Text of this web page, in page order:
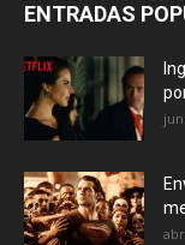
ENTRADAS